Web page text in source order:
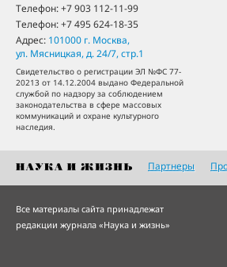
Телефон:+7 903 112-11-99
Телефон:+7 495 624-18-35
Адрес: 101000 г. Москва,
ул. Мясницкая, д. 24/7, стр.1
Свидетельство о регистрации ЭЛ №ФС 77-
20213 от 14.12.2004 выдано Федеральной
службой по надзору за соблюдением
законодательства в сфере массовых
коммуникаций и охране культурного
наследия.
Партнеры
Все материалы сайта принадлежат
редакции журнала «Наука и жизнь»